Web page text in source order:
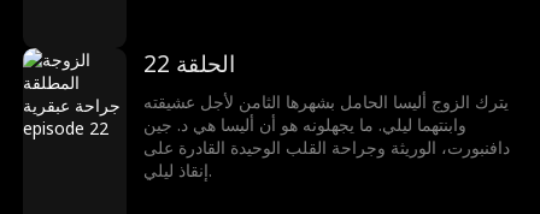
الحلقة 22
يترك الزوج أليسا الحامل بشهرها الثامن لأجل عشيقته
وابنتهما ليلي. ما يجهلونه هو أن أليسا هي د. جين
دافنبورت، الوريثة وجراحة القلب الوحيدة القادرة على
إنقاذ ليلي.